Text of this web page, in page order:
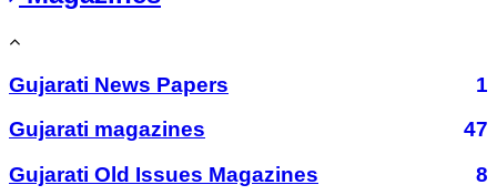
Gujarati News Papers
1
Gujarati magazines
47
Gujarati Old Issues Magazines
8